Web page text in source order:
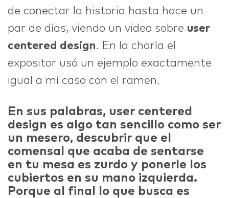
de conectar la historia hasta hace un
par de días, viendo un video sobre user
centered design. En la charla el
expositor usó un ejemplo exactamente
igual a mi caso con el ramen.
En sus palabras, user centered
design es algo tan sencillo como ser
un mesero, descubrir que el
comensal que acaba de sentarse
en tu mesa es zurdo y ponerle los
cubiertos en su mano izquierda.
Porque al final lo que busca es